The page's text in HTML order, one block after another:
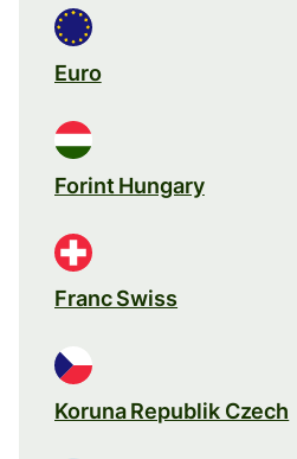
Euro
Forint Hungary
Franc Swiss
Koruna Republik Czech